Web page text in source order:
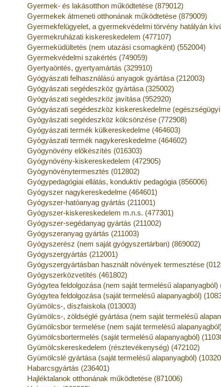
Gyermek- és lakásotthon működtetése (879012)
Gyermekek átmeneti otthonának működtetése (879009)
Gyermekfelügyelet, a gyermekvédelmi törvény hatályán
Gyermekruházati kiskereskedelem (477107)
Gyermeküdültetés (nem utazási csomagként) (552004)
Gyermekvédelmi szakértés (749059)
Gyertyaöntés, gyertyamártás (329910)
Gyógyászati felhasználású anyagok gyártása (212003)
Gyógyászati segédeszköz gyártása (325002)
Gyógyászati segédeszköz javítása (952920)
Gyógyászati segédeszköz kiskereskedelme
Gyógyászati segédeszköz kölcsönzése (772908)
Gyógyászati termék külkereskedelme (464603)
Gyógyászati termék nagykereskedelme (464602)
Gyógynövény előkészítés (016303)
Gyógynövény-kiskereskedelem (472905)
Gyógynövénytermesztés (012802)
Gyógypedagógiai ellátás, konduktív pedagógia (856006)
Gyógyszer nagykereskedelme (464601)
Gyógyszer-hatóanyag gyártás (211001)
Gyógyszer-kiskereskedelem m.n.s. (477301)
Gyógyszer-segédanyag gyártás (211002)
Gyógyszeranyag gyártás (211003)
Gyógyszerész (nem saját gyógyszertárban) (869002)
Gyógyszergyártás (212001)
Gyógyszergyártásban használt növények termesztése
Gyógyszerközvetítés (461802)
Gyógytea feldolgozása (nem saját termelésű alapanyagból)
Gyógytea feldolgozása (saját termelésű alapanyagból)
Gyümölcs-, díszfaiskola (013003)
Gyümölcs-, zöldséglé gyártása (nem saját termelésű
Gyümölcsbor termelése (nem saját termelésű
Gyümölcsbortermelés (saját termelésű alapanyagból)
Gyümölcskereskedelem (résztevékenység) (472102)
Gyümölcslé gyártása (saját termelésű alapanyagból)
Habarcsgyártás (236401)
Hajléktalanok otthonának működtetése (871006)